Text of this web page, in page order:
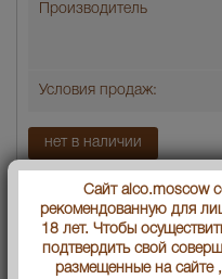
Производитель
Условия продаж:
нет в наличии
Сайт alco.moscow
рекомендованную для
18 лет. Чтобы
подтвердить свой
размещенные на сайте